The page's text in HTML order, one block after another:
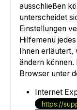
ausschließen
unterscheidet
Einstellungen
Hilfemenü
Ihnen erläutert,
ändern können.
Browser unter
Internet
https://